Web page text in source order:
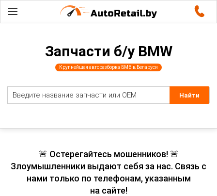
Запчасти б/у BMW
Крупнейшая авторазборка БМВ в Беларуси
🚨 Остерегайтесь мошенников! 🚨
Злоумышленники выдают себя за нас. Связь с
нами только по телефонам, указанным
на сайте!